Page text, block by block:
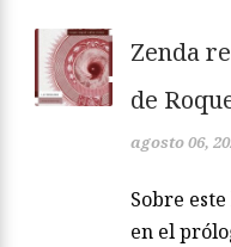
Zenda
de
agosto 06,
Sobre
en el